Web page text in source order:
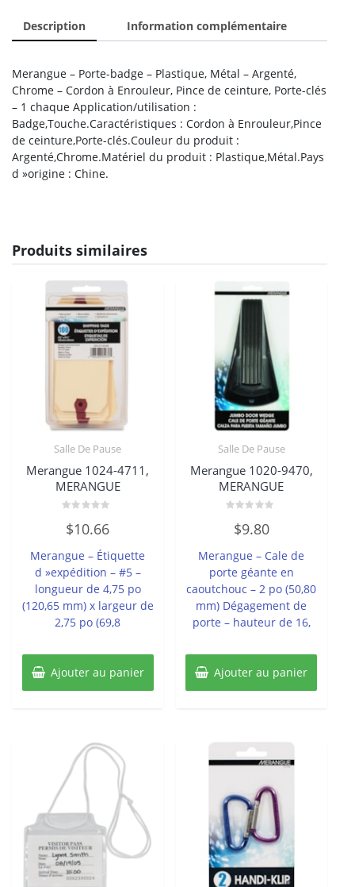
Description Information complémentaire
Merangue – Porte-badge – Plastique, Métal – Argenté,
Chrome – Cordon à Enrouleur, Pince de ceinture, Porte-clés
– 1 chaque Application/utilisation :
Badge,Touche.Caractéristiques : Cordon à Enrouleur,Pince
de ceinture,Porte-clés.Couleur du produit :
Argenté,Chrome.Matériel du produit : Plastique,Métal.Pays
d »origine : Chine.
Produits similaires
Salle De Pause
Merangue 1024-4711,
MERANGUE
0
sur
$10.66
Merangue – Étiquette
d »expédition – #5 –
longueur de 4,75 po
(120,65 mm) x largeur de
2,75 po (69,8
Ajouter au panier
Salle De Pause
Merangue 1020-9470,
MERANGUE
sur
$9.80
Merangue – Cale de
porte géante en
caoutchouc – 2 po (50,80
mm) Dégagement de
porte – hauteur de 16,
Ajouter au panier